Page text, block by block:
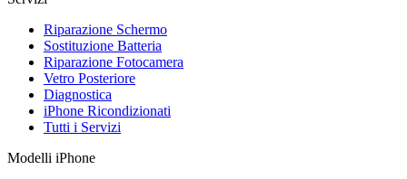
Riparazione Schermo
Sostituzione Batteria
Riparazione Fotocamera
Vetro Posteriore
Diagnostica
iPhone Ricondizionati
Tutti i Servizi
Modelli iPhone